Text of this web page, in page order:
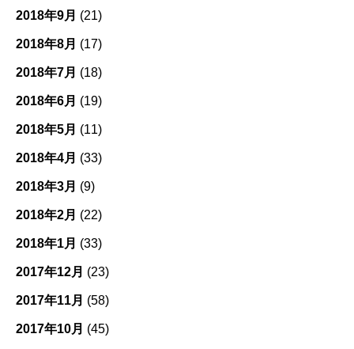
2018年9月 (21)
2018年8月 (17)
2018年7月 (18)
2018年6月 (19)
2018年5月 (11)
2018年4月 (33)
2018年3月 (9)
2018年2月 (22)
2018年1月 (33)
2017年12月 (23)
2017年11月 (58)
2017年10月 (45)